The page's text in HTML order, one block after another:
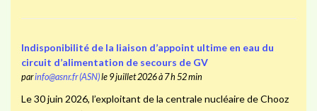
Indisponibilité de la liaison d’appoint ultime en eau du
circuit d’alimentation de secours de GV
parinfo@asnr.fr (ASN)le 9 juillet 2026 à 7 h 52 min
Le 30 juin 2026, l’exploitant de la centrale nucléaire de Chooz